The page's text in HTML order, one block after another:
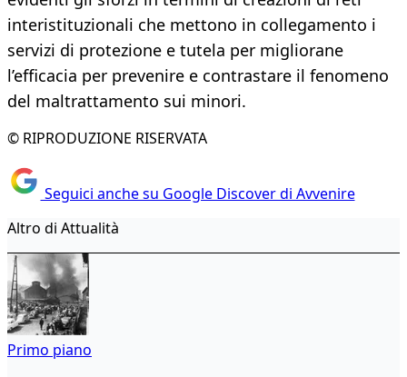
interistituzionali che mettono in collegamento i
servizi di protezione e tutela per migliorane
l’efficacia per prevenire e contrastare il fenomeno
del maltrattamento sui minori.
© RIPRODUZIONE RISERVATA
Seguici anche su Google Discover di Avvenire
Altro di Attualità
Primo piano